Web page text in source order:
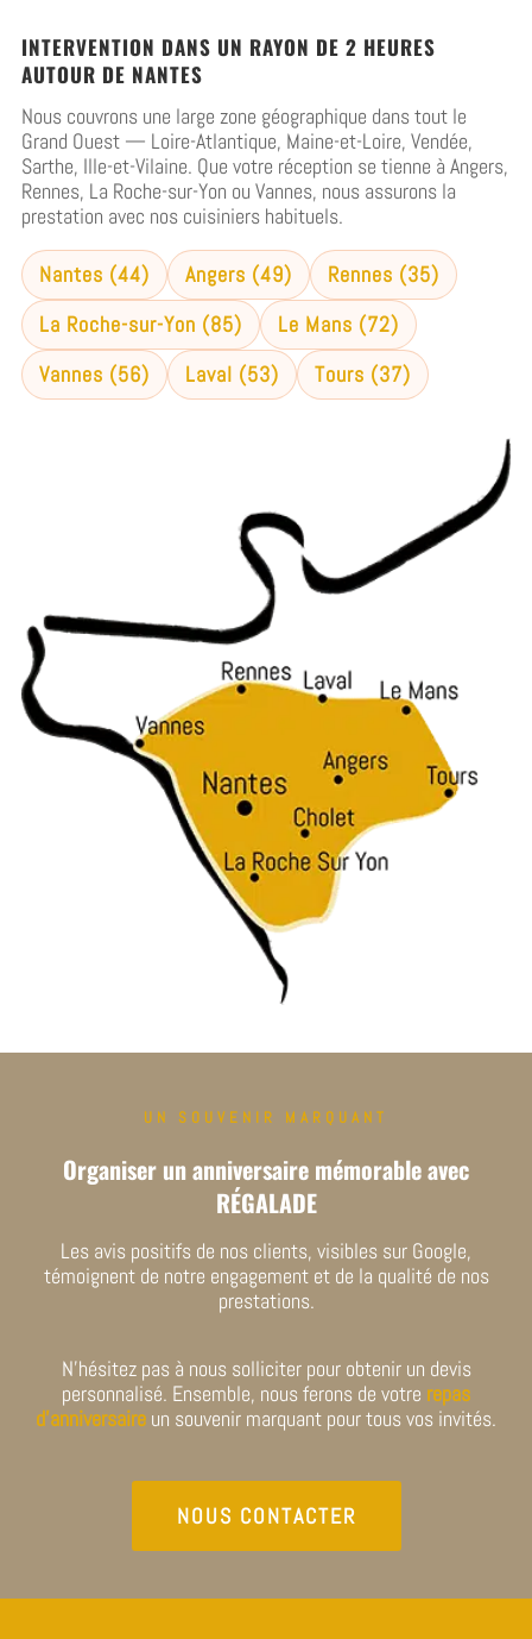
INTERVENTION DANS UN RAYON DE 2 HEURES
AUTOUR DE NANTES
Nous couvrons une large zone géographique dans tout le
Grand Ouest — Loire-Atlantique, Maine-et-Loire, Vendée,
Sarthe, Ille-et-Vilaine. Que votre réception se tienne à Angers,
Rennes, La Roche-sur-Yon ou Vannes, nous assurons la
prestation avec nos cuisiniers habituels.
Nantes (44) Angers (49)
Rennes (35)
La Roche-sur-Yon (85)
Le Mans (72)
Vannes (56)
Laval (53) Tours (37)
UN SOUVENIR MARQUANT
Organiser un anniversaire mémorable avec
RÉGALADE
Les avis positifs de nos clients, visibles sur Google,
témoignent de notre engagement et de la qualité de nos
prestations.
N’hésitez pas à nous solliciter pour obtenir un devis
personnalisé. Ensemble, nous ferons de votre repas
d’anniversaire un souvenir marquant pour tous vos invités.
NOUS CONTACTER